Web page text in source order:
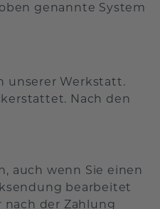
genannte System
unserer Werkstatt.
Nach den
auch wenn Sie einen
bearbeitet
nach der Zahlung